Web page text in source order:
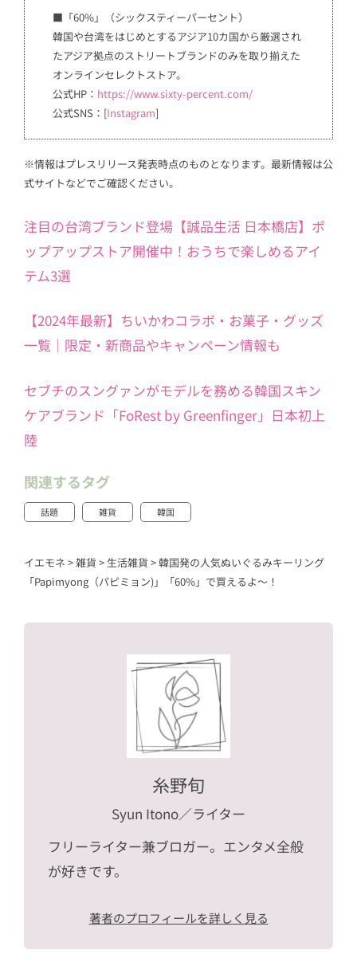
■「60%」（シックスティーパーセント）
韓国や台湾をはじめとするアジア10カ国から厳選され
たアジア拠点のストリートブランドのみを取り揃えた
オンラインセレクトストア。
公式HP： https://www.sixty-percent.com/
公式SNS：[Instagram]
※情報はプレスリリース発表時点のものとなります。最新情報は公
式サイトなどでご確認ください。
注目の台湾ブランド登場【誠品生活 日本橋店】ポ
ップアップストア開催中！おうちで楽しめるアイ
テム3選
【2024年最新】ちいかわコラボ・お菓子・グッズ
一覧｜限定・新商品やキャンペーン情報も
セブチのスングァンがモデルを務める韓国スキン
ケアブランド「FoRest by Greenfinger」日本初上
陸
関連するタグ
話題 雑貨 韓国
イエモネ >雑貨 > 生活雑貨 >韓国発の人気ぬいぐるみキーリング
「Papimyong（パピミョン)」「60%」で買えるよ～！
糸野旬
Syun Itono／ライター
フリーライター兼ブロガー。エンタメ全般
が好きです。
著者のプロフィールを詳しく見る